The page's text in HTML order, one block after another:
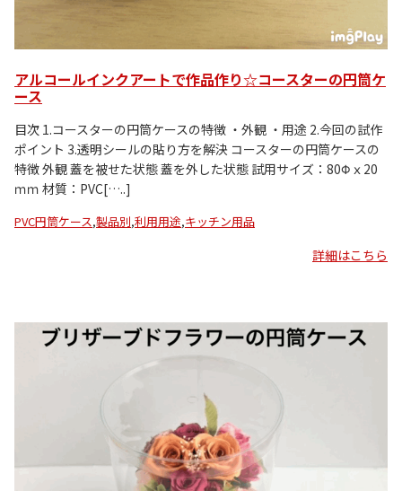
アルコールインクアートで作品作り☆コースターの円筒ケ
ース
目次 1.コースターの円筒ケースの特徴 ・外観 ・用途 2.今回の試作
ポイント 3.透明シールの貼り方を解決 コースターの円筒ケースの
特徴 外観 蓋を被せた状態 蓋を外した状態 試用サイズ：80Φｘ20
ｍｍ 材質：PVC[…..]
PVC円筒ケース,製品別,利用用途,キッチン用品
詳細はこちら